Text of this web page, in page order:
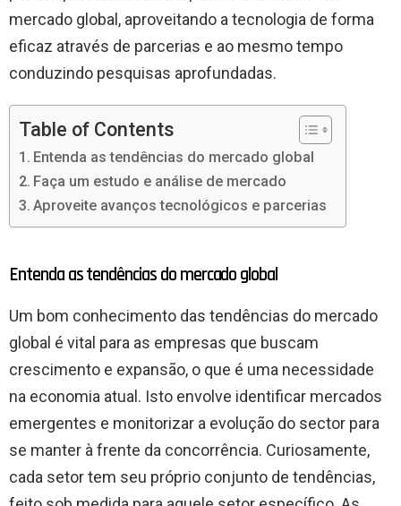
mercado global, aproveitando a tecnologia de forma
eficaz através de parcerias e ao mesmo tempo
conduzindo pesquisas aprofundadas.
Table of Contents
Entenda as tendências do mercado global
Faça um estudo e análise de mercado
Aproveite avanços tecnológicos e parcerias
Entenda as tendências do mercado global
Um bom conhecimento das tendências do mercado
global é vital para as empresas que buscam
crescimento e expansão, o que é uma necessidade
na economia atual. Isto envolve identificar mercados
emergentes e monitorizar a evolução do sector para
se manter à frente da concorrência. Curiosamente,
cada setor tem seu próprio conjunto de tendências,